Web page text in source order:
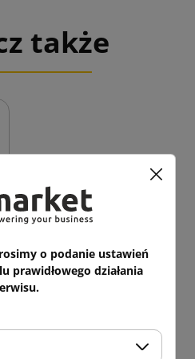
także
o podanie ustawień
prawidłowego działania